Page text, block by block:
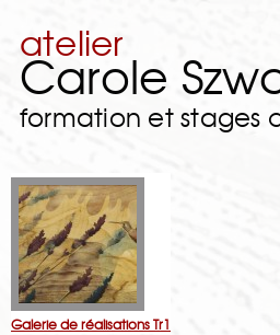
atelier
Carole
formation et stages
Galerie de réalisations Tr1